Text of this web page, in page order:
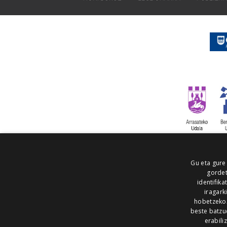
Gu eta
hobetzeko.
beste